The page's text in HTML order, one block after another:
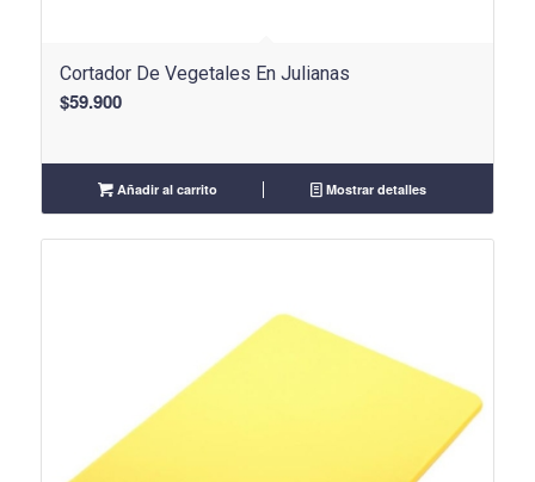
Cortador De Vegetales En Julianas
$59.900
Añadir al carrito Mostrar detalles